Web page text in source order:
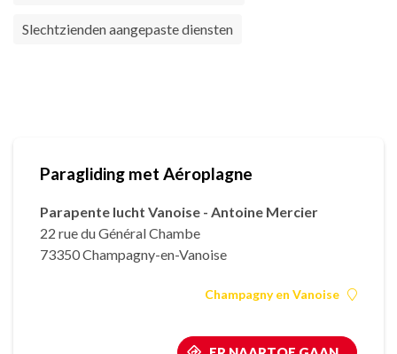
Slechtzienden aangepaste diensten
Paragliding met Aéroplagne
Parapente lucht Vanoise - Antoine Mercier
22 rue du Général Chambe
73350 Champagny-en-Vanoise
Champagny en Vanoise